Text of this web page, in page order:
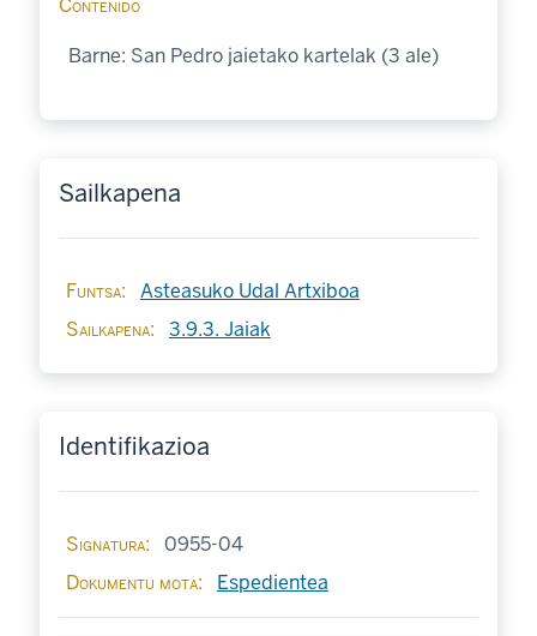
Contenido
Barne: San Pedro jaietako kartelak (3 ale)
Sailkapena
Funtsa
Asteasuko Udal Artxiboa
Sailkapena
3.9.3. Jaiak
Identifikazioa
Signatura
0955-04
Dokumentu mota
Espedientea